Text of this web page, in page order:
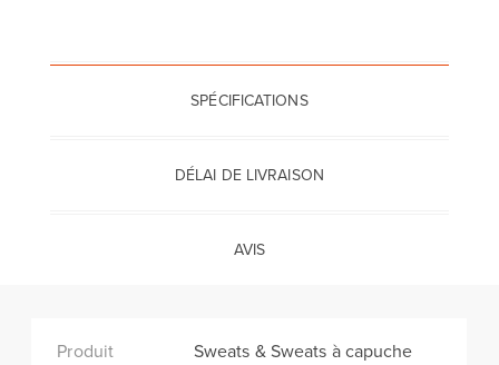
SPÉCIFICATIONS
DÉLAI DE LIVRAISON
AVIS
Produit Sweats & Sweats à capuche